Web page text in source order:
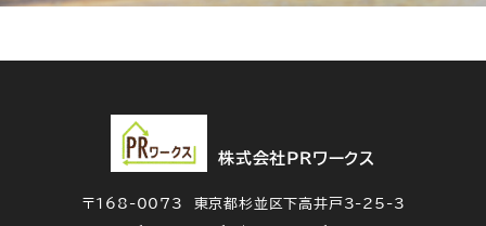
株式会社ＰＲワークス
〒168-0073 東京都杉並区下高井戸3-25-3